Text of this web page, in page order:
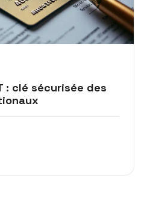
: clé sécurisée des